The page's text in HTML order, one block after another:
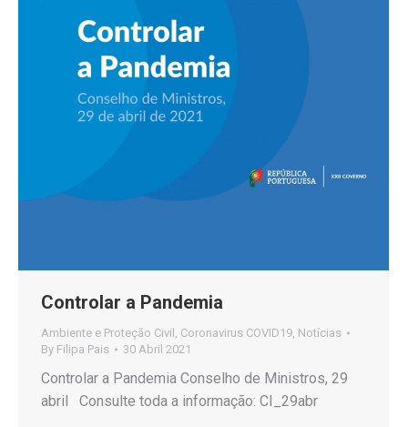
Controlar a Pandemia
Ambiente e Proteção Civil Coronavirus COVID19 Notícias
By Filipa Pais 30 Abril 2021
Controlar a Pandemia Conselho de Ministros, 29
abril Consulte toda a informação: CI_29abr